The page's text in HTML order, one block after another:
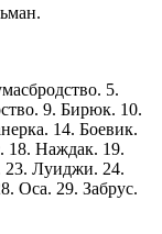
5.
9. Бирюк. 10.
14. Боевик.
18. Наждак. 19.
23. Луиджи. 24.
Оса. 29. Забрус.